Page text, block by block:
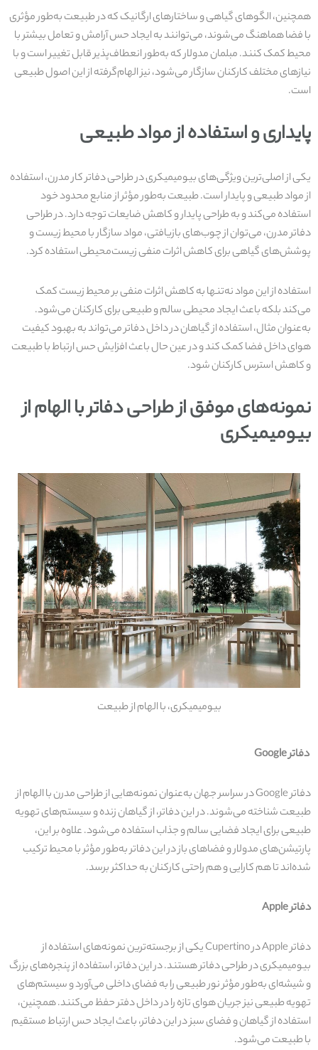
همچنین، الگوهای گیاهی و ساختارهای ارگانیک که در طبیعت به‌طور مؤثری
با فضا هماهنگ می‌شوند، می‌توانند به ایجاد حس آرامش و تعامل بیشتر با
محیط کمک کنند. مبلمان مدولار که به‌طور انعطاف‌پذیر قابل تغییر است و با
نیازهای مختلف کارکنان سازگار می‌شود، نیز الهام‌گرفته از این اصول طبیعی
است.
پایداری و استفاده از مواد طبیعی
یکی از اصلی‌ترین ویژگی‌های بیومیمیکری در طراحی دفاتر کار مدرن، استفاده
از مواد طبیعی و پایدار است. طبیعت به‌طور مؤثر از منابع محدود خود
استفاده می‌کند و به طراحی پایدار و کاهش ضایعات توجه دارد. در طراحی
دفاتر مدرن، می‌توان از چوب‌های بازیافتی، مواد سازگار با محیط زیست و
پوشش‌های گیاهی برای کاهش اثرات منفی زیست‌محیطی استفاده کرد.
استفاده از این مواد نه‌تنها به کاهش اثرات منفی بر محیط زیست کمک
می‌کند بلکه باعث ایجاد محیطی سالم و طبیعی برای کارکنان می‌شود.
به‌عنوان مثال، استفاده از گیاهان در داخل دفاتر می‌تواند به بهبود کیفیت
هوای داخل فضا کمک کند و در عین حال باعث افزایش حس ارتباط با طبیعت
و کاهش استرس کارکنان شود.
نمونه‌های موفق از طراحی دفاتر با الهام از
بیومیمیکری
بیومیمیکری، با الهام از طبیعت
دفاترGoogle
دفاتر Google در سراسر جهان به‌عنوان نمونه‌هایی از طراحی مدرن با الهام از
طبیعت شناخته می‌شوند. در این دفاتر، از گیاهان زنده و سیستم‌های تهویه
طبیعی برای ایجاد فضایی سالم و جذاب استفاده می‌شود. علاوه بر این،
پارتیشن‌های مدولار و فضاهای باز در این دفاتر به‌طور مؤثر با محیط ترکیب
شده‌اند تا هم کارایی و هم راحتی کارکنان به حداکثر برسد.
دفاترApple
دفاتر Apple در Cupertino یکی از برجسته‌ترین نمونه‌های استفاده از
بیومیمیکری در طراحی دفاتر هستند. در این دفاتر، استفاده از پنجره‌های بزرگ
و شیشه‌ای به‌طور مؤثر نور طبیعی را به فضای داخلی می‌آورد و سیستم‌های
تهویه طبیعی نیز جریان هوای تازه را در داخل دفتر حفظ می‌کنند. همچنین،
استفاده از گیاهان و فضای سبز در این دفاتر، باعث ایجاد حس ارتباط مستقیم
با طبیعت می‌شود.